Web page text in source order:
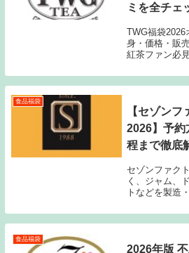
ミを全チェ
TWG福袋2026
身・価格・販
紅茶ファン必見
食品福袋
【セゾンフ
2026】予約
程まで徹底
セゾンファク
く、ジャム、
トなどを製造
「品質」にこ
ており、「旬
食品福袋
2026年版